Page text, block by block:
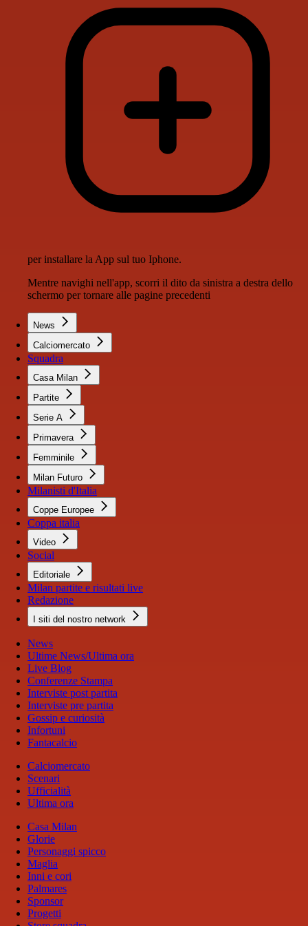
per installare la App sul tuo Iphone.
Mentre navighi nell'app, scorri il dito da sinistra a destra dello
schermo per tornare alle pagine precedenti
News
Calciomercato
Squadra
Casa Milan
Partite
Serie A
Primavera
Femminile
Milan Futuro
Milanisti d'Italia
Coppe Europee
Coppa italia
Video
Social
Editoriale
Milan partite e risultati live
Redazione
I siti del nostro network
News
Ultime News/Ultima ora
Live Blog
Conferenze Stampa
Interviste post partita
Interviste pre partita
Gossip e curiosità
Infortuni
Fantacalcio
Calciomercato
Scenari
Ufficialità
Ultima ora
Casa Milan
Glorie
Personaggi spicco
Maglia
Inni e cori
Palmares
Sponsor
Progetti